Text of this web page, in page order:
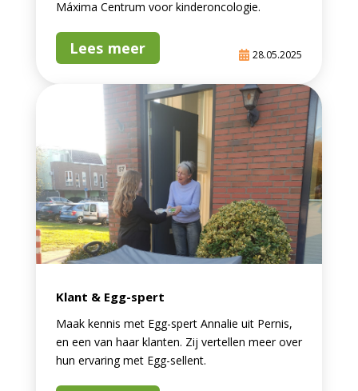
Máxima Centrum voor kinderoncologie.
Lees meer 28.05.2025
Klant & Egg-spert
Maak kennis met Egg-spert Annalie uit Pernis,
en een van haar klanten. Zij vertellen meer over
hun ervaring met Egg-sellent.